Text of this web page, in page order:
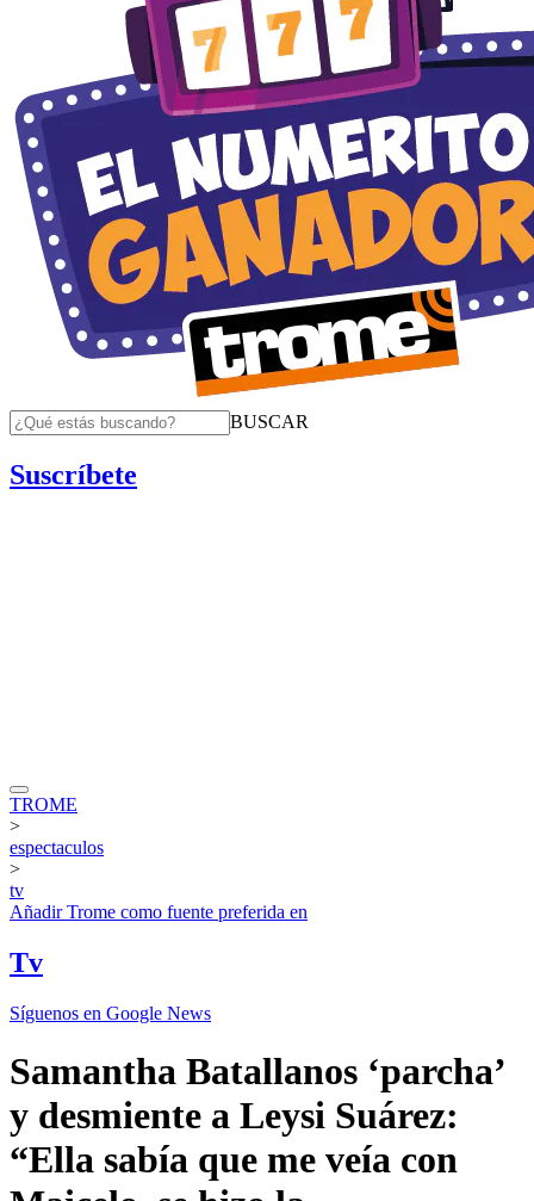
BUSCAR
Suscríbete
TROME
>
espectaculos
>
tv
AñadirTrome como fuente preferida en
Tv
Síguenos en Google News
Samantha Batallanos ‘parcha’
y desmiente a Leysi Suárez:
“Ella sabía que me veía con